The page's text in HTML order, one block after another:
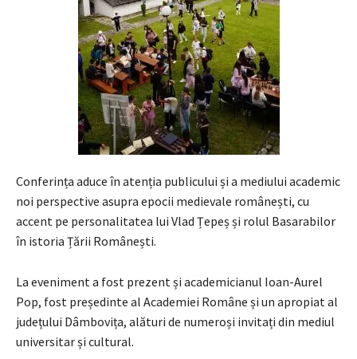
Conferința aduce în atenția publicului și a mediului academic
noi perspective asupra epocii medievale românești, cu
accent pe personalitatea lui Vlad Țepeș și rolul Basarabilor
în istoria Țării Românești.
La eveniment a fost prezent și academicianul Ioan-Aurel
Pop, fost președinte al Academiei Române și un apropiat al
județului Dâmbovița, alături de numeroși invitați din mediul
universitar și cultural.